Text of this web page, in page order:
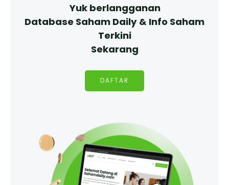
Yuk berlangganan
Database Saham Daily & Info Saham
Terkini
Sekarang
DAFTAR